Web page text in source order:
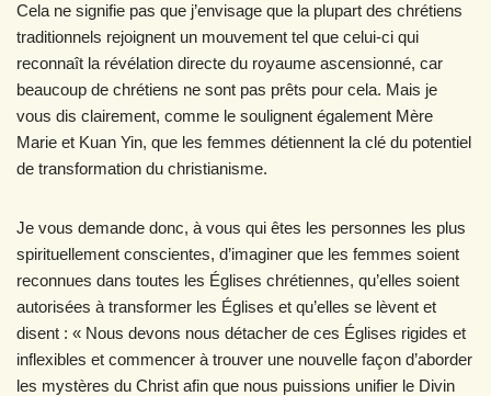
Cela ne signifie pas que j’envisage que la plupart des chrétiens
traditionnels rejoignent un mouvement tel que celui-ci qui
reconnaît la révélation directe du royaume ascensionné, car
beaucoup de chrétiens ne sont pas prêts pour cela. Mais je
vous dis clairement, comme le soulignent également Mère
Marie et Kuan Yin, que les femmes détiennent la clé du potentiel
de transformation du christianisme.
Je vous demande donc, à vous qui êtes les personnes les plus
spirituellement conscientes, d’imaginer que les femmes soient
reconnues dans toutes les Églises chrétiennes, qu’elles soient
autorisées à transformer les Églises et qu’elles se lèvent et
disent : « Nous devons nous détacher de ces Églises rigides et
inflexibles et commencer à trouver une nouvelle façon d’aborder
les mystères du Christ afin que nous puissions unifier le Divin